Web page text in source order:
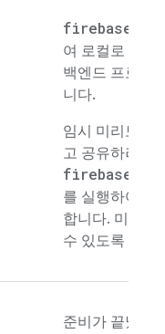
firebase
여 로컬로 호스
백엔드 프로젝
니다.
임시 미리보기
고 공유하려면
firebase
를 실행하여 만
합니다. 미리보
수 있도록
준비가 끝났으